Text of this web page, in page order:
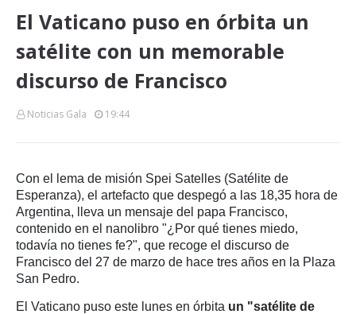
El Vaticano puso en órbita un
satélite con un memorable
discurso de Francisco
Noticias Gala 19:44
Con el lema de misión Spei Satelles (Satélite de
Esperanza), el artefacto que despegó a las 18,35 hora de
Argentina, lleva un mensaje del papa Francisco,
contenido en el nanolibro "¿Por qué tienes miedo,
todavía no tienes fe?", que recoge el discurso de
Francisco del 27 de marzo de hace tres años en la Plaza
San Pedro.
El Vaticano puso este lunes en órbita un "satélite de